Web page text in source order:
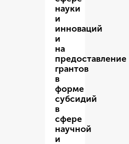
науки
и
инноваций
и
на
предоставление
грантов
в
форме
субсидий
в
сфере
научной
и